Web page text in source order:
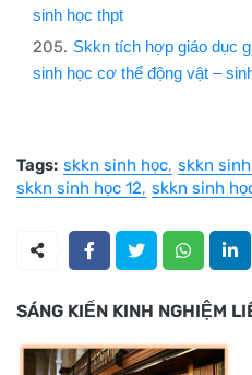
sinh học thpt
Skkn tích hợp giáo dục
sinh học cơ thể động vật –
Tags: skkn sinh học skkn
skkn sinh học 12 skkn sinh
SÁNG KIẾN KINH NGHIỆM